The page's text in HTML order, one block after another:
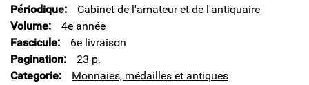
Périodique
Cabinet de l'amateur et de l'antiquaire
Volume
4e année
Fascicule
6e livraison
Pagination
23 p.
Categorie
Monnaies, médailles et antiques